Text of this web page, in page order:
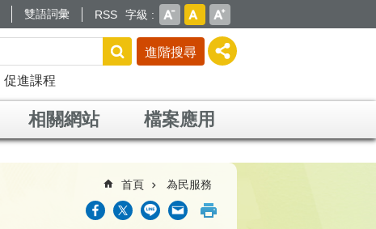
雙語詞彙 RSS 字級
進階搜尋
促進課程
相關網站 檔案應用
首頁 為民服務